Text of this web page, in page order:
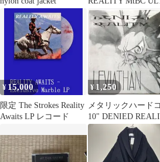
LIGHT JK
¥ 15,000
限定 The Strokes Reality
Awaits LP レコード
¥ 1,250
メタリックハード
10" DENIED
Leviathan